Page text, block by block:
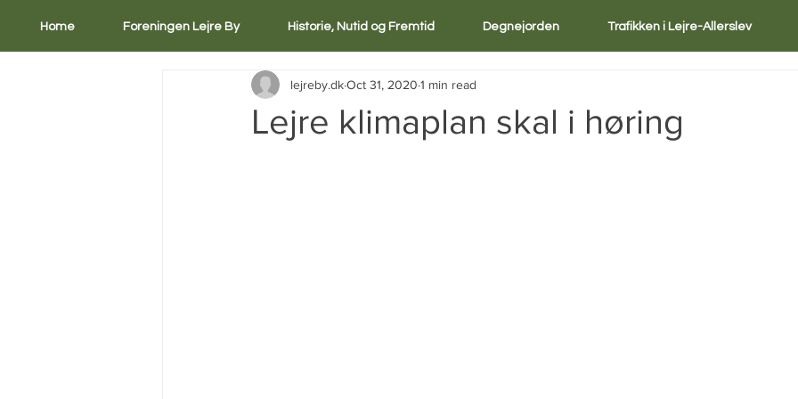
Home Foreningen Lejre By Historie, Nutid og Fremtid Degnejorden Trafikken i Lejre-Allerslev
Lejre klimaplan skal i høring
lejreby.dkOct 31, 2020 1 min read